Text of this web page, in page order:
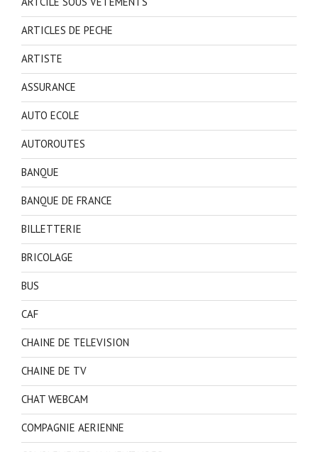
ARTICLES DE PECHE
ARTISTE
ASSURANCE
AUTO ECOLE
AUTOROUTES
BANQUE
BANQUE DE FRANCE
BILLETTERIE
BRICOLAGE
BUS
CAF
CHAINE DE TELEVISION
CHAINE DE TV
CHAT WEBCAM
COMPAGNIE AERIENNE